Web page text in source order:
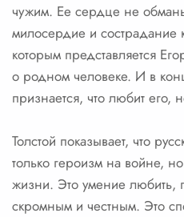
чужим. Ее сердце не
милосердие и сострадание
которым представляется
о родном человеке. И в
признается, что любит его,
Толстой показывает, что
только героизм на войне,
жизни. Это умение любить,
скромным и честным. Это